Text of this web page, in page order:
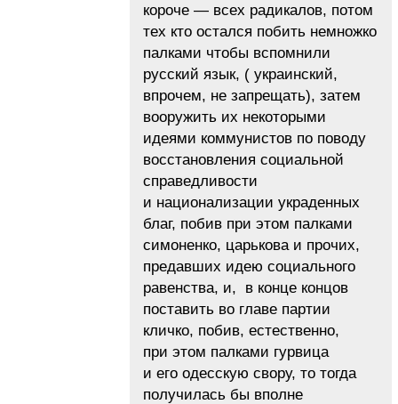
короче — всех радикалов, потом
тех кто остался побить немножко
палками чтобы вспомнили
русский язык, ( украинский,
впрочем, не запрещать), затем
вооружить их некоторыми
идеями коммунистов по поводу
восстановления социальной
справедливости
и национализации украденных
благ, побив при этом палками
симоненко, царькова и прочих,
предавших идею социального
равенства, и, в конце концов
поставить во главе партии
кличко, побив, естественно,
при этом палками гурвица
и его одесскую свору, то тогда
получилась бы вполне